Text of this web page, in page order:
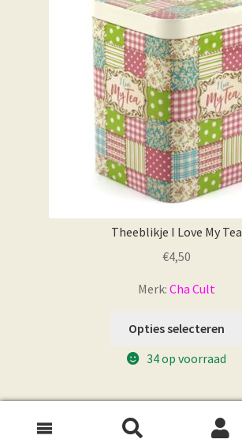
Theeblikje I Love My Tea
€4,50
Merk: Cha Cult
Opties selecteren
34 op voorraad